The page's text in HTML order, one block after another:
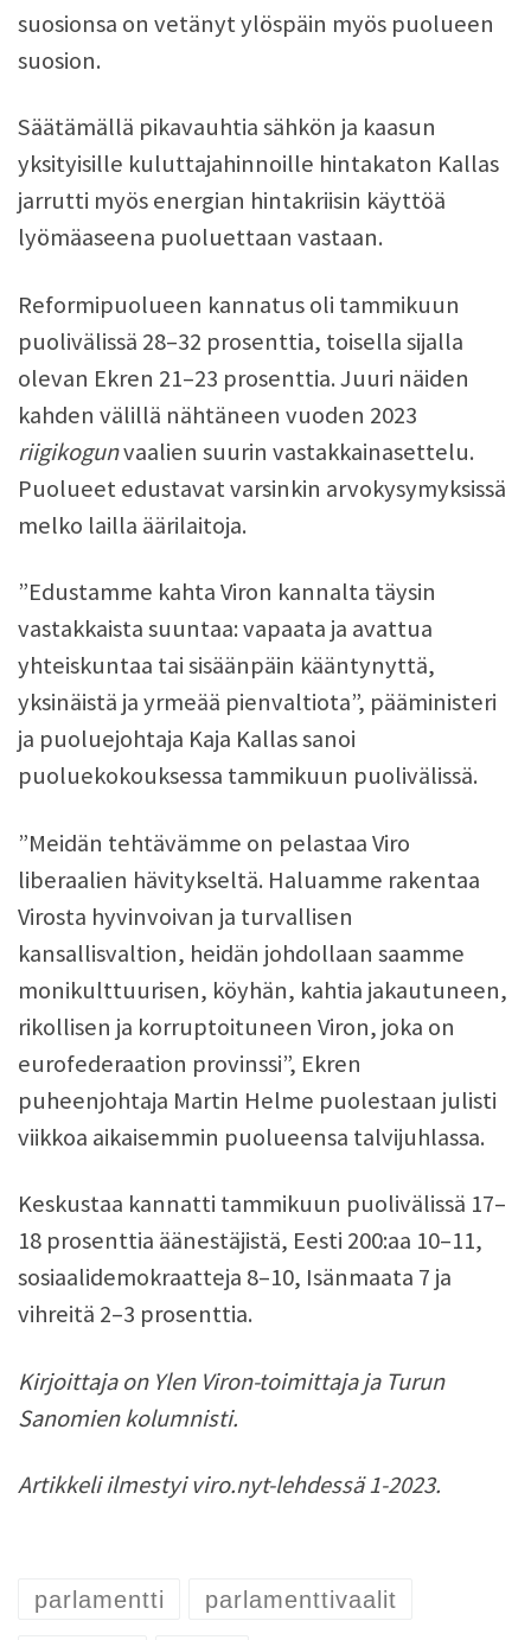
suosionsa on vetänyt ylöspäin myös puolueen
suosion.
Säätämällä pikavauhtia sähkön ja kaasun
yksityisille kuluttajahinnoille hintakaton Kallas
jarrutti myös energian hintakriisin käyttöä
lyömäaseena puoluettaan vastaan.
Reformipuolueen kannatus oli tammikuun
puolivälissä 28–32 prosenttia, toisella sijalla
olevan Ekren 21–23 prosenttia. Juuri näiden
kahden välillä nähtäneen vuoden 2023
riigikogunvaalien suurin vastakkainasettelu.
Puolueet edustavat varsinkin arvokysymyksissä
melko lailla äärilaitoja.
”Edustamme kahta Viron kannalta täysin
vastakkaista suuntaa: vapaata ja avattua
yhteiskuntaa tai sisäänpäin kääntynyttä,
yksinäistä ja yrmeää pienvaltiota”, pääministeri
ja puoluejohtaja Kaja Kallas sanoi
puoluekokouksessa tammikuun puolivälissä.
”Meidän tehtävämme on pelastaa Viro
liberaalien hävitykseltä. Haluamme rakentaa
Virosta hyvinvoivan ja turvallisen
kansallisvaltion, heidän johdollaan saamme
monikulttuurisen, köyhän, kahtia jakautuneen,
rikollisen ja korruptoituneen Viron, joka on
eurofederaation provinssi”, Ekren
puheenjohtaja Martin Helme puolestaan julisti
viikkoa aikaisemmin puolueensa talvijuhlassa.
Keskustaa kannatti tammikuun puolivälissä 17–
18 prosenttia äänestäjistä, Eesti 200:aa 10–11,
sosiaalidemokraatteja 8–10, Isänmaata 7 ja
vihreitä 2–3 prosenttia.
Kirjoittaja on Ylen Viron-toimittaja ja Turun
Sanomien kolumnisti.
Artikkeli ilmestyi viro.nyt-lehdessä 1-2023.
parlamentti parlamenttivaalit